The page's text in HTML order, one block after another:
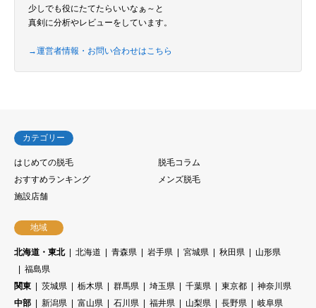
少しでも役にたてたらいいなぁ～と
真剣に分析やレビューをしています。
→運営者情報・お問い合わせはこちら
カテゴリー
はじめての脱毛
脱毛コラム
おすすめランキング
メンズ脱毛
施設店舗
地域
北海道・東北 北海道 青森県 岩手県 宮城県 秋田県
山形県
福島県
関東
茨城県 栃木県 群馬県 埼玉県 千葉県 東京都
神奈川県
中部
新潟県 富山県 石川県 福井県 山梨県 長野県 岐阜県